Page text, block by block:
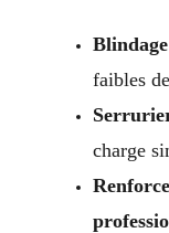
faibles
charge